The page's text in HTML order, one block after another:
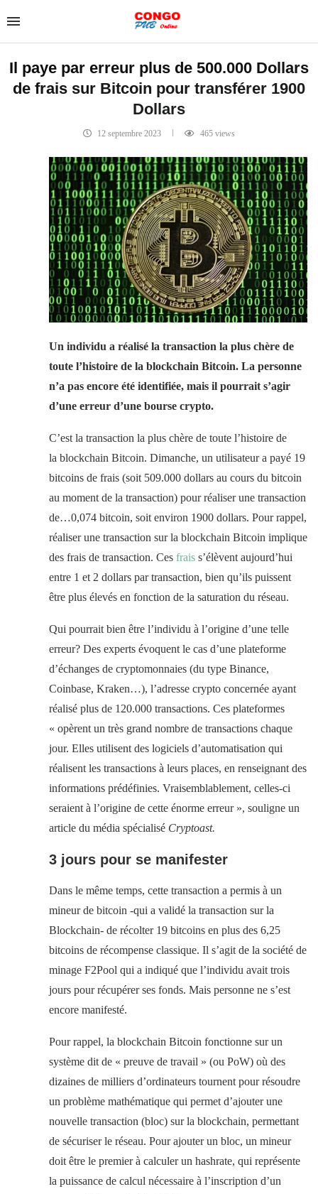
Il paye par erreur plus de 500.000 Dollars
de frais sur Bitcoin pour transférer 1900
Dollars
12 septembre 2023 465 views
Un individu a réalisé la transaction la plus chère de
toute l’histoire de la blockchain Bitcoin. La personne
n’a pas encore été identifiée, mais il pourrait s’agir
d’une erreur d’une bourse crypto.
C’est la transaction la plus chère de toute l’histoire de
la blockchain Bitcoin. Dimanche, un utilisateur a payé 19
bitcoins de frais (soit 509.000 dollars au cours du bitcoin
au moment de la transaction) pour réaliser une transaction
de…0,074 bitcoin, soit environ 1900 dollars. Pour rappel,
réaliser une transaction sur la blockchain Bitcoin implique
des frais de transaction. Ces frais s’élèvent aujourd’hui
entre 1 et 2 dollars par transaction, bien qu’ils puissent
être plus élevés en fonction de la saturation du réseau.
Qui pourrait bien être l’individu à l’origine d’une telle
erreur? Des experts évoquent le cas d’une plateforme
d’échanges de cryptomonnaies (du type Binance,
Coinbase, Kraken…), l’adresse crypto concernée ayant
réalisé plus de 120.000 transactions. Ces plateformes
« opèrent un très grand nombre de transactions chaque
jour. Elles utilisent des logiciels d’automatisation qui
réalisent les transactions à leurs places, en renseignant des
informations prédéfinies. Vraisemblablement, celles-ci
seraient à l’origine de cette énorme erreur », souligne un
article du média spécialisé Cryptoast.
3 jours pour se manifester
Dans le même temps, cette transaction a permis à un
mineur de bitcoin -qui a validé la transaction sur la
Blockchain- de récolter 19 bitcoins en plus des 6,25
bitcoins de récompense classique. Il s’agit de la société de
minage F2Pool qui a indiqué que l’individu avait trois
jours pour récupérer ses fonds. Mais personne ne s’est
encore manifesté.
Pour rappel, la blockchain Bitcoin fonctionne sur un
système dit de « preuve de travail » (ou PoW) où des
dizaines de milliers d’ordinateurs tournent pour résoudre
un problème mathématique qui permet d’ajouter une
nouvelle transaction (bloc) sur la blockchain, permettant
de sécuriser le réseau. Pour ajouter un bloc, un mineur
doit être le premier à calculer un hashrate, qui représente
la puissance de calcul nécessaire à l’inscription d’un